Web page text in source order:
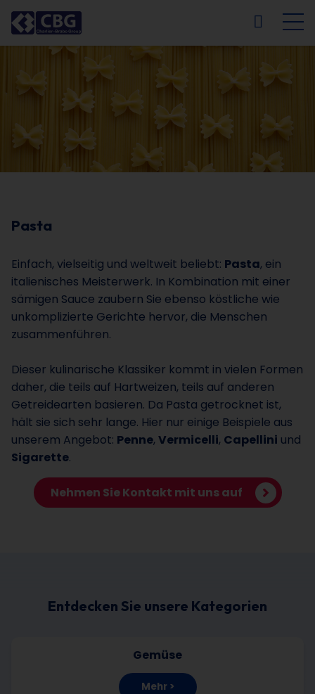
EN DE
Pasta
Einfach, vielseitig und weltweit beliebt: Pasta, ein
italienisches Meisterwerk. In Kombination mit einer
sämigen Sauce zaubern Sie ebenso köstliche wie
unkomplizierte Gerichte hervor, die Menschen
zusammenführen.
Dieser kulinarische Klassiker kommt in vielen Formen
daher, die teils auf Hartweizen, teils auf anderen
Getreidearten basieren. Da Pasta getrocknet ist,
hält sie sich sehr lange. Hier nur einige Beispiele aus
unserem Angebot: Penne, Vermicelli, Capellini und
Sigarette.
Nehmen Sie Kontakt mit uns auf
Entdecken Sie unsere Kategorien
Gemüse
Mehr >